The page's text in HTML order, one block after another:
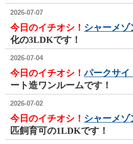
2026-07-07
今日のイチオシ！ シャーメゾ
化の3LDKです！
2026-07-04
今日のイチオシ！パークサイ
ート造ワンルームです！
2026-07-02
今日のイチオシ！ シャーメゾ
匹飼育可の1LDKです！